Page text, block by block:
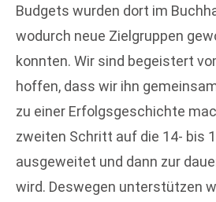
Budgets wurden dort im
wodurch neue Zielgruppen
konnten. Wir sind begeistert
hoffen, dass wir ihn
zu einer Erfolgsgeschichte
zweiten Schritt auf die 14- bis
ausgeweitet und dann zur
wird. Deswegen unterstützen